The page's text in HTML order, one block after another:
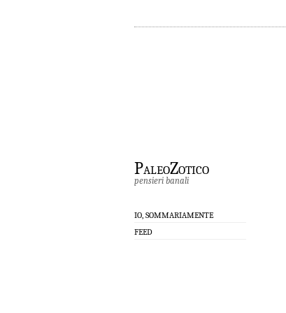
PaleoZotico
pensieri banali
IO, SOMMARIAMENTE
FEED